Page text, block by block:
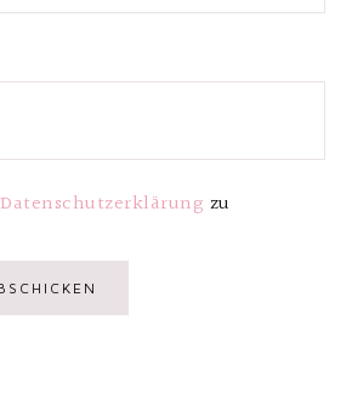
Datenschutzerklärung zu